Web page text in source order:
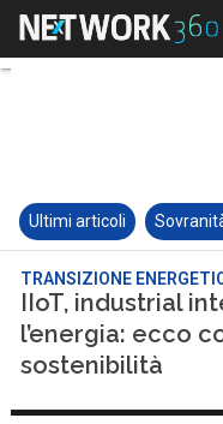
Ultimi articoli
TRANSIZIONE
IIoT, industrial
l’energia: ecco
sostenibilità